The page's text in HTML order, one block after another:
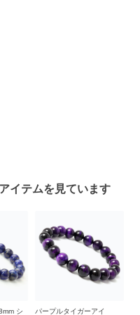
イテムを見ています
ーアイ パープルタイガーアイ